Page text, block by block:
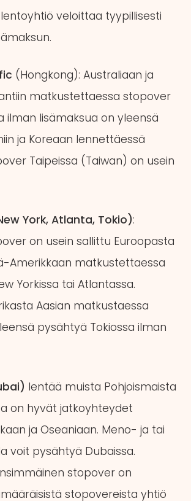
veloittaa tyypillisesti
(Hongkong): Australiaan ja
matkustettaessa stopover
ilman lisämaksua on yleensä
ja Koreaan lennettäessä
Taipeissa (Taiwan) on usein
York, Atlanta, Tokio):
on usein sallittu Euroopasta
Amerikkaan matkustettaessa
Yorkissa tai Atlantassa.
Aasian matkustaessa
pysähtyä Tokiossa ilman
lentää muista Pohjoismaista
on hyvät jatkoyhteydet
ja Oseaniaan. Meno- ja tai
voit pysähtyä Dubaissa.
stopover on
stopovereista yhtiö